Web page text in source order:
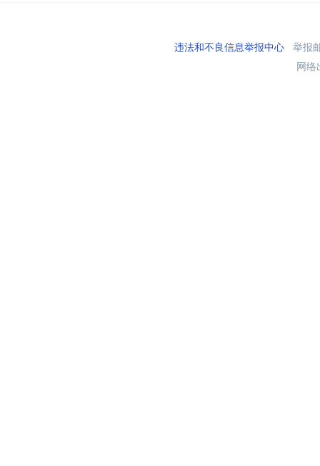
违法和不良信息举报中心举报
网